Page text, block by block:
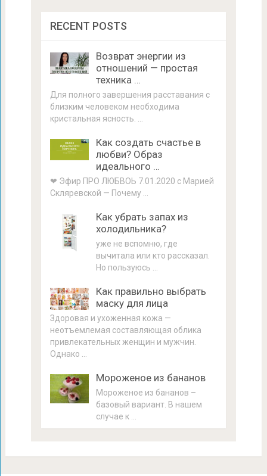
RECENT POSTS
Возврат энергии из
отношений — простая
техника …
Для полного завершения расставания с
близким человеком необходима
кристальная ясность. …
Как создать счастье в
любви? Образ
идеального …
❤ Эфир ПРО ЛЮБВОЬ 7.01.2020 с Марией
Скляревской — Почему …
Как убрать запах из
холодильника?
уже не вспомню, где
вычитала или кто рассказал.
Но пользуюсь …
Как правильно выбрать
маску для лица
Здоровая и ухоженная кожа —
неотъемлемая составляющая облика
привлекательных женщин и мужчин.
Однако …
Мороженое из бананов
Мороженое из бананов –
базовый вариант. В нашем
случае к …